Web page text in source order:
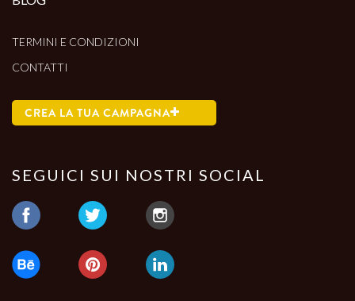
TERMINI E CONDIZIONI
CONTATTI
CREA LA TUA CAMPAGNA
SEGUICI SUI NOSTRI SOCIAL